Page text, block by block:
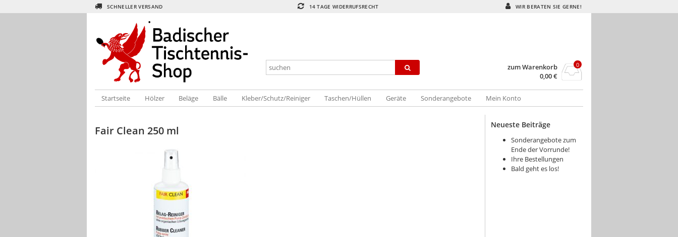
SCHNELLER VERSAND 14 TAGE WIDERRUFSRECHT WIR BERATEN SIE GERNE!
zum Warenkorb
0,00€
0
Startseite Hölzer Beläge Bälle Kleber/Schutz/Reiniger Taschen/Hüllen Geräte Sonderangebote Mein Konto
Fair Clean 250 ml Neueste Beiträge
Sonderangebote zum
Ende der Vorrunde!
Ihre Bestellungen
Bald geht es los!